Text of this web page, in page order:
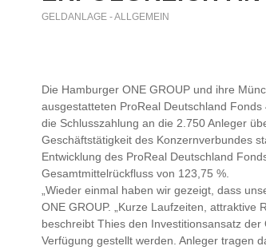
GELDANLAGE - ALLGEMEIN
Die Hamburger ONE GROUP und ihre
ausgestatteten ProReal Deutschland
die Schlusszahlung an die 2.750 Anleger
Geschäftstätigkeit des Konzernverbundes
Entwicklung des ProReal Deutschland
Gesamtmittelrückfluss von 123,75 %.
„Wieder einmal haben wir gezeigt, dass
ONE GROUP. „Kurze Laufzeiten, attraktive
beschreibt Thies den Investitionsansatz
Verfügung gestellt werden. Anleger tragen